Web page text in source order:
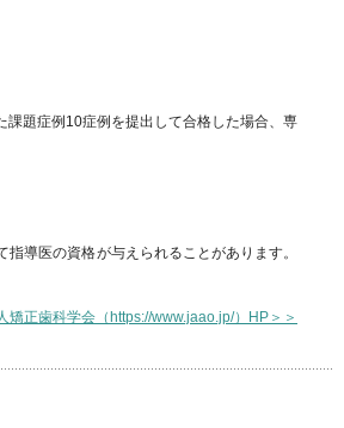
題症例10症例を提出して合格した場合、専
導医の資格が与えられることがあります。
矯正歯科学会（https://www.jaao.jp/）HP＞＞